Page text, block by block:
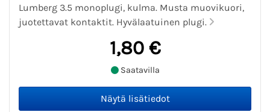
Lumberg 3.5 monoplugi, kulma. Musta muovikuori,
juotettavat kontaktit. Hyvälaatuinen plugi.
1,80 €
Saatavilla